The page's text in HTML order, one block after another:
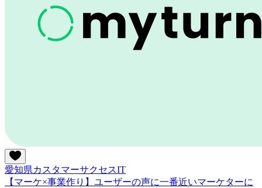
愛知県カスタマーサクセスIT
【マーケ×事業作り】ユーザーの声に一番近いマーケターに